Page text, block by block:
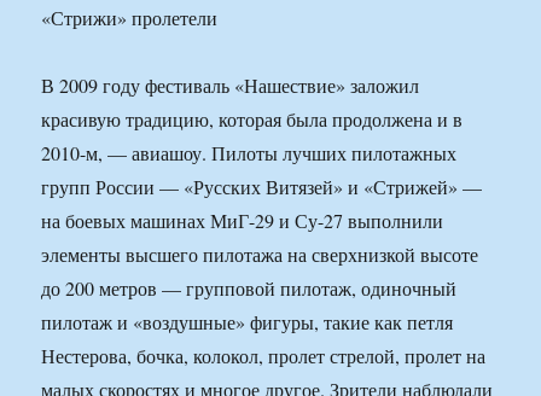
«Стрижи» пролетели
В 2009 году фестиваль «Нашествие» заложил
красивую традицию, которая была продолжена и в
2010-м, — авиашоу. Пилоты лучших пилотажных
групп России — «Русских Витязей» и «Стрижей» —
на боевых машинах МиГ-29 и Су-27 выполнили
элементы высшего пилотажа на сверхнизкой высоте
до 200 метров — групповой пилотаж, одиночный
пилотаж и «воздушные» фигуры, такие как петля
Нестерова, бочка, колокол, пролет стрелой, пролет на
малых скоростях и многое другое. Зрители наблюдали